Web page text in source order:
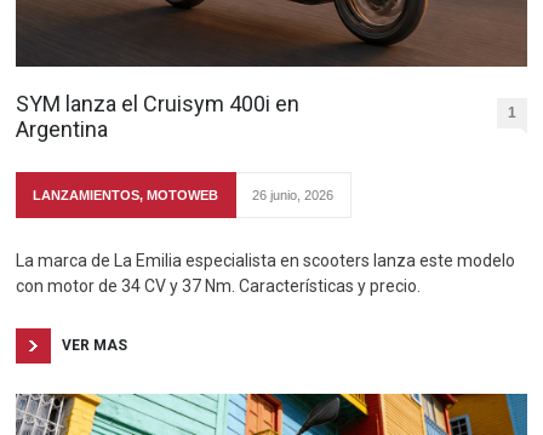
SYM lanza el Cruisym 400i en
Argentina
1
LANZAMIENTOS,MOTOWEB 26 junio, 2026
La marca de La Emilia especialista en scooters lanza este modelo
con motor de 34 CV y 37 Nm. Características y precio.
VER MAS